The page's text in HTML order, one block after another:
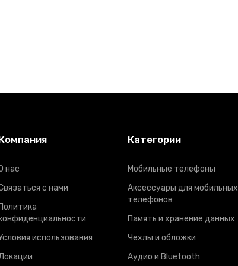
нас
с нами
Политика
использования
Категории
Мобильные телефоны
Аксессуары для мобильных
телефонов
Память и хранение данных
Чехлы и обложки
Аудио и Bluetooth